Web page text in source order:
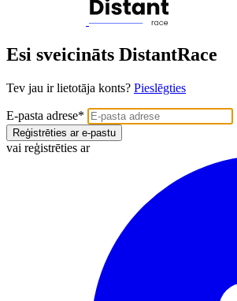
Esi sveicināts DistantRace
Tev jau ir lietotāja konts? Pieslēgties
E-pasta adrese*
Reģistrēties ar e-pastu
vai reģistrēties ar